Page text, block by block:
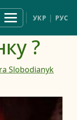
Відкрити
меню
УКР РУС
?
Slobodianyk